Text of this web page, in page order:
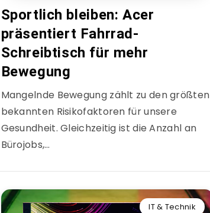
Sportlich bleiben: Acer
präsentiert Fahrrad-
Schreibtisch für mehr
Bewegung
Mangelnde Bewegung zählt zu den größten
bekannten Risikofaktoren für unsere
Gesundheit. Gleichzeitig ist die Anzahl an
Bürojobs,…
IT & Technik